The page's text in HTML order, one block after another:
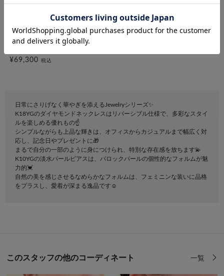
bijou SOPHIA
K18YG ダイヤモンド ネックレ
¥69,300 税込
festaria VOYAGE
K10YG 淡水パール ピアス
日常にさりげなく華やぎを添えるJewelryシリーズ✨
K18YGのダイヤモンドネックレスはリバーシブル仕様で、多彩なスタイ
ルを楽しめる優れもの☝️
シンプルながらも上品な輝きは、オフィスからカジュアルまで幅広く対
応し、記念日やプレゼントに🎁
まるで自分の一部のように身につけられ、特別な存在感を放ちます💫
K10YGの淡水パールピアスは、バロックパールの個性的なフォルムが魅
力的💓
自然の美を感じさせるなめらかなフォルムは、フェミニンな装いに品格
をプラスし、愛着が深まる逸品です☺️
このスタッフの他のコーディネート 一覧